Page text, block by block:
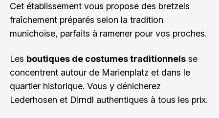
Cet établissement vous propose des bretzels
fraîchement préparés selon la tradition
munichoise, parfaits à ramener pour vos proches.
Les boutiques de costumes traditionnels se
concentrent autour de Marienplatz et dans le
quartier historique. Vous y dénicherez
Lederhosen et Dirndl authentiques à tous les prix.